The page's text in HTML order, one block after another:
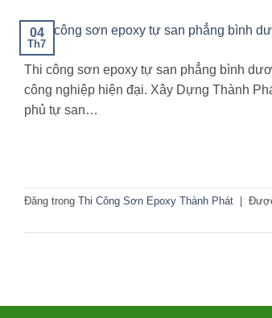
04
Th7
Thi công sơn epoxy tự san phẳng bình
công nghiệp hiện đại. Xây Dựng Thành
phủ tự san…
Đăng trong Thi Công Sơn Epoxy Thành Phát